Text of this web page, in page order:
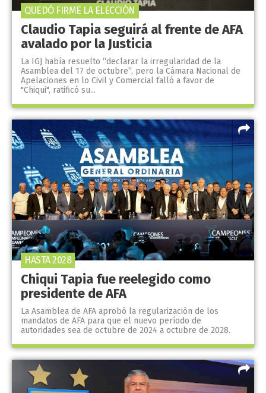
Claudio Tapia seguirá al frente de AFA
avalado por la Justicia
La IGJ había resuelto “declarar la irregularidad de la
Asamblea del 17 de octubre”, pero la Cámara Nacional de
Apelaciones en lo Civil y Comercial falló a favor de
"Chiqui", ratificó su...
QUEDÓ FIRME LA ELECCIÓN
Chiqui Tapia fue reelegido como
presidente de AFA
La Asamblea de AFA aprobó la regularización de los
mandatos de AFA para que el nuevo período de
autoridades sea de octubre de 2024 a octubre de 2028.
HASTA 2028